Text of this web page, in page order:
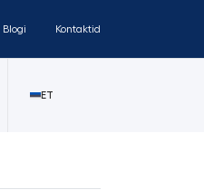
Blogi Kontaktid
ET